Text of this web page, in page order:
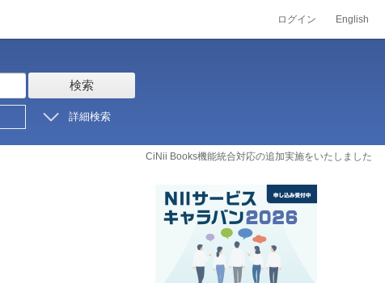
ログイン English
検索
詳細検索
CiNii Books機能統合対応の追加実施をいたしました